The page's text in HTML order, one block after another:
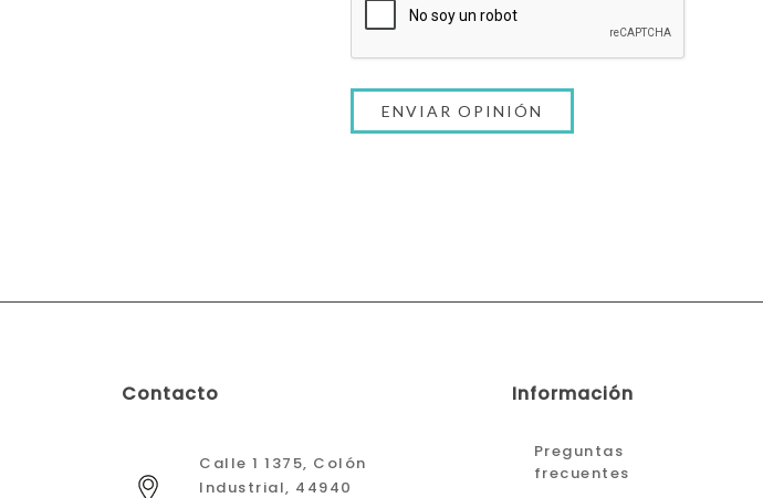
Contacto
Calle 1 1375, Colón
Industrial, 44940
Información
Preguntas
frecuentes